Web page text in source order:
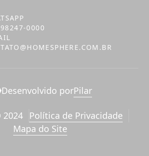
0000
Desenvolvido porPilar
Política de Privacidade
Mapa do Site